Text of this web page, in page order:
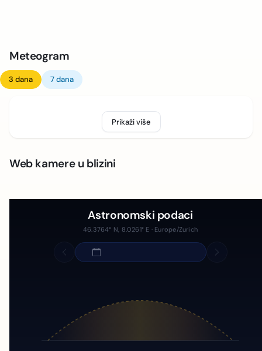
Meteogram
3 dana 7 dana
Prikaži više
Web kamere u blizini
Astronomski podaci
46.3764° N, 8.0261° E · Europe/Zurich